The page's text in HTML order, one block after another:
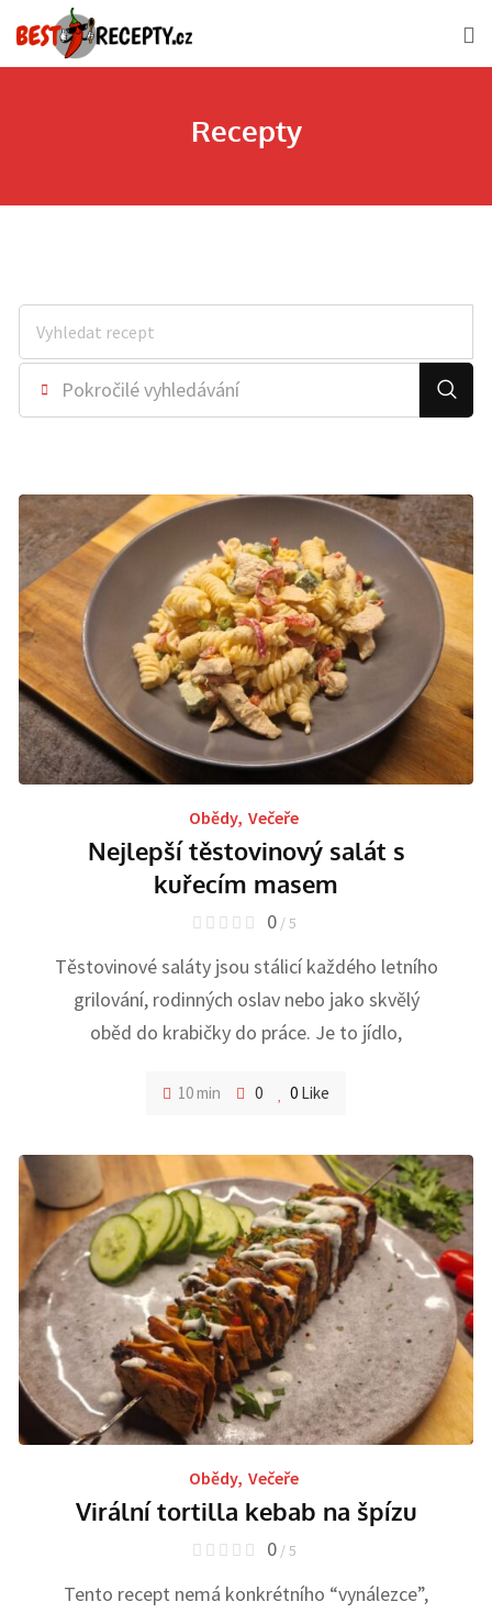
Recepty
Pokročilé vyhledávání
Obědy, Večeře
Nejlepší těstovinový salát s
kuřecím masem
0 / 5
Těstovinové saláty jsou stálicí každého letního
grilování, rodinných oslav nebo jako skvělý
oběd do krabičky do práce. Je to jídlo,
10 min 0 0 Like
Obědy, Večeře
Virální tortilla kebab na špízu
0 / 5
Tento recept nemá konkrétního “vynálezce”,